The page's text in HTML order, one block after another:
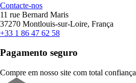
Contacte-nos
11 rue Bernard Maris
37270 Montlouis-sur-Loire, França
+33 1 86 47 62 58
Pagamento seguro
Compre em nosso site com total confiança